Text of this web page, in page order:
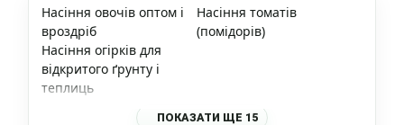
Насіння овочів оптом і
вроздріб
Насіння томатів
(помідорів)
Насіння огірків для
відкритого ґрунту і
теплиць
ПОКАЗАТИ ЩЕ 15